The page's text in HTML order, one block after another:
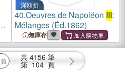
滿額折
40.Oeuvres de Napoléon III:
Mélanges (Éd.1862)
無庫存
共 4156 筆
第 104 頁